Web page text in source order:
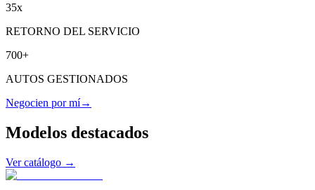
35x
RETORNO DEL SERVICIO
700+
AUTOS GESTIONADOS
Negocien por mí→
Modelos destacados
Ver catálogo →